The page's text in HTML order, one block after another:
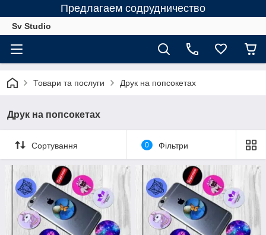
Предлагаем содрудничество
Sv Studio
Товари та послуги Друк на попсокетах
Друк на попсокетах
Сортування 0 Фільтри